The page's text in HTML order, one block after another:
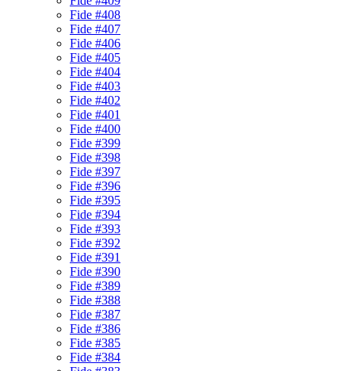
Fide #408
Fide #407
Fide #406
Fide #405
Fide #404
Fide #403
Fide #402
Fide #401
Fide #400
Fide #399
Fide #398
Fide #397
Fide #396
Fide #395
Fide #394
Fide #393
Fide #392
Fide #391
Fide #390
Fide #389
Fide #388
Fide #387
Fide #386
Fide #385
Fide #384